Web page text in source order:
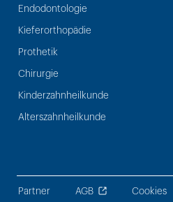
Endodontologie
Kieferorthopädie
Prothetik
Chirurgie
Kinderzahnheilkunde
Alterszahnheilkunde
Partner AGB Cookies